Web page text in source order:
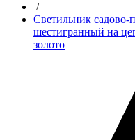
/
Светильник садово-
шестигранный на
золото